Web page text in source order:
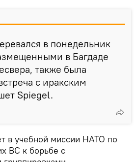
в понедельник
в Багдаде
также была
с иракским
Spiegel.
в учебной миссии НАТО по
ВС к борьбе с